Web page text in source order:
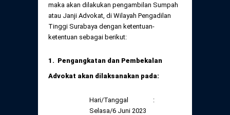
Perubahan Peraturan Perpindahan Domisili
Anggota
Pengumuman
Daftar Perkara Dewan Kehormatan Pusat
Peraturan Pelaksanaan
maka akan dilakukan pengambilan Sumpah
atau Janji Advokat, di Wilayah Pengadilan
Tinggi Surabaya dengan ketentuan-
ketentuan sebagai berikut:
1. Pengangkatan dan Pembekalan
Advokat akan dilaksanakan pada:
Hari/Tanggal :
Selasa/6 Juni 2023